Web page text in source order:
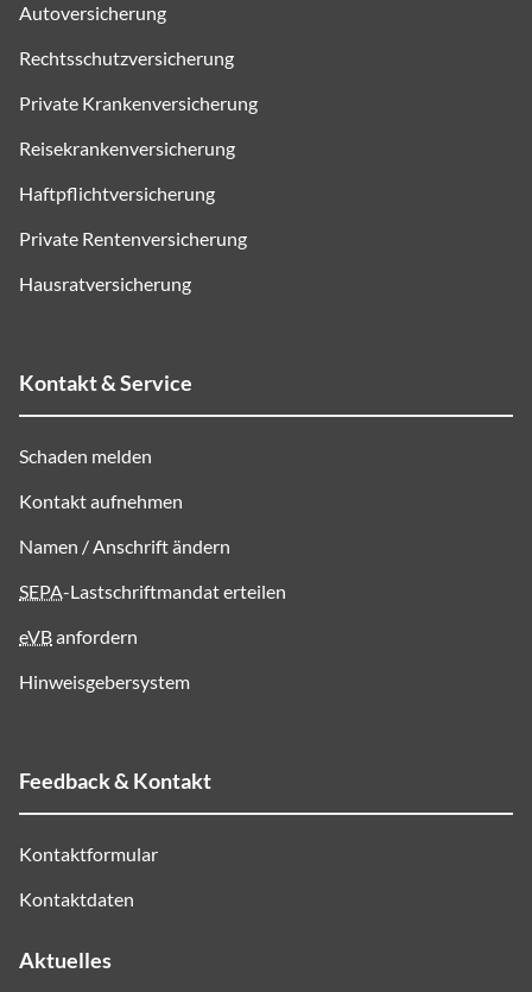
Autoversicherung
Rechtsschutzversicherung
Private Krankenversicherung
Reisekrankenversicherung
Haftpflichtversicherung
Private Rentenversicherung
Hausratversicherung
Kontakt & Service
Schaden melden
Kontakt aufnehmen
Namen / Anschrift ändern
SEPA-Lastschriftmandat erteilen
eVBanfordern
Hinweisgebersystem
Feedback & Kontakt
Kontaktformular
Kontaktdaten
Aktuelles